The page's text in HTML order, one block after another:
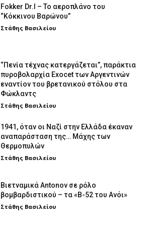
Fokker Dr.I – To αεροπλάνο του
“Κόκκινου Βαρώνου”
Στάθης Βασιλείου
“Πενία τέχνας κατεργάζεται”, παράκτια
πυροβολαρχία Exocet των Αργεντινών
εναντίον του βρετανικού στόλου στα
Φώκλαντς
Στάθης Βασιλείου
1941, όταν οι Ναζί στην Ελλάδα έκαναν
αναπαράσταση της… Μάχης των
Θερμοπυλών
Στάθης Βασιλείου
Βιετναμικά Antonov σε ρόλο
βομβαρδιστικού – τα «Β-52 του Ανόι»
Στάθης Βασιλείου